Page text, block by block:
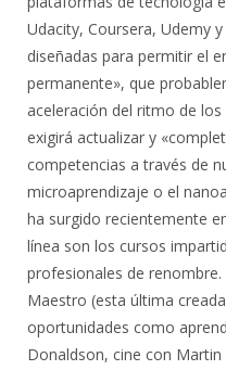
Udacity, Coursera, Udemy
diseñadas para permitir el
permanente», que
aceleración del ritmo de
exigirá actualizar y
competencias a través de
microaprendizaje o el
ha surgido recientemente
línea son los cursos
profesionales de
Maestro (esta última
oportunidades como
Donaldson, cine con